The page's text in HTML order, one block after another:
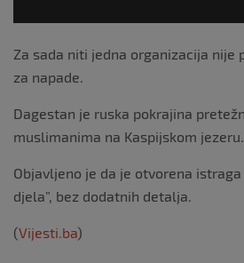
Za sada niti jedna organizacija nije
za napade.
Dagestan je ruska pokrajina
muslimanima na Kaspijskom jezeru.
Objavljeno je da je otvorena
djela”, bez dodatnih detalja.
(Vijesti.ba)